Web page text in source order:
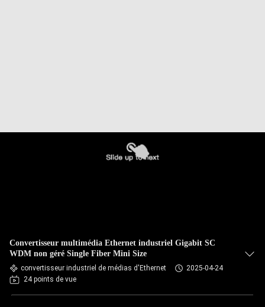
Convertisseur multimédia Ethernet industriel Gigabit SC
WDM non géré Single Fiber Mini Size
convertisseur industriel de médias d'Ethernet
2025-04-24
24 points de vue